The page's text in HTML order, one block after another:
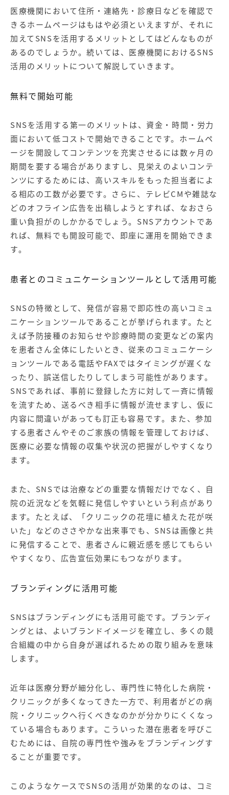
医療機関において住所・連絡先・診療日などを確認で
きるホームページはもはや必須といえますが、それに
加えてSNSを活用するメリットとしてはどんなものが
あるのでしょうか。続いては、医療機関におけるSNS
活用のメリットについて解説していきます。
無料で開始可能
SNSを活用する第一のメリットは、資金・時間・労力
面において低コストで開始できることです。ホームペ
ージを開設してコンテンツを充実させるには数ヶ月の
期間を要する場合がありますし、見栄えのよいコンテ
ンツにするためには、高いスキルをもった担当者によ
る相応の工数が必要です。さらに、テレビCMや雑誌な
どのオフライン広告を出稿しようとすれば、なおさら
重い負担がのしかかるでしょう。SNSアカウントであ
れば、無料でも開設可能で、即座に運用を開始できま
す。
患者とのコミュニケーションツールとして活用可能
SNSの特徴として、発信が容易で即応性の高いコミュ
ニケーションツールであることが挙げられます。たと
えば予防接種のお知らせや診療時間の変更などの案内
を患者さん全体にしたいとき、従来のコミュニケーシ
ョンツールである電話やFAXではタイミングが遅くな
ったり、誤送信したりしてしまう可能性があります。
SNSであれば、事前に登録した方に対して一斉に情報
を流すため、送るべき相手に情報が流せますし、仮に
内容に間違いがあっても訂正も容易です。また、参加
する患者さんやそのご家族の情報を管理しておけば、
医療に必要な情報の収集や状況の把握がしやすくなり
ます。
また、SNSでは治療などの重要な情報だけでなく、自
院の近況などを気軽に発信しやすいという利点があり
ます。たとえば、「クリニックの花壇に植えた花が咲
いた」などのささやかな出来事でも、SNSは画像と共
に発信することで、患者さんに親近感を感じてもらい
やすくなり、広告宣伝効果にもつながります。
ブランディングに活用可能
SNSはブランディングにも活用可能です。ブランディ
ングとは、よいブランドイメージを確立し、多くの競
合組織の中から自身が選ばれるための取り組みを意味
します。
近年は医療分野が細分化し、専門性に特化した病院・
クリニックが多くなってきた一方で、利用者がどの病
院・クリニックへ行くべきなのかが分かりにくくなっ
ている場合もあります。こういった潜在患者を呼びこ
むためには、自院の専門性や強みをブランディングす
ることが重要です。
このようなケースでSNSの活用が効果的なのは、コミ